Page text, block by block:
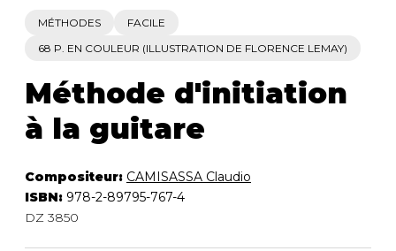
MÉTHODES
FACILE
68 P. EN COULEUR (ILLUSTRATION DE FLORENCE LEMAY)
Méthode d'initiation
à la guitare
Compositeur: CAMISASSA Claudio
ISBN: 978-2-89795-767-4
DZ 3850